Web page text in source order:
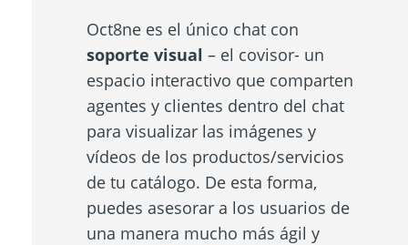
Oct8ne es el único chat con
soporte visual – el covisor- un
espacio interactivo que comparten
agentes y clientes dentro del chat
para visualizar las imágenes y
vídeos de los productos/servicios
de tu catálogo. De esta forma,
puedes asesorar a los usuarios de
una manera mucho más ágil y